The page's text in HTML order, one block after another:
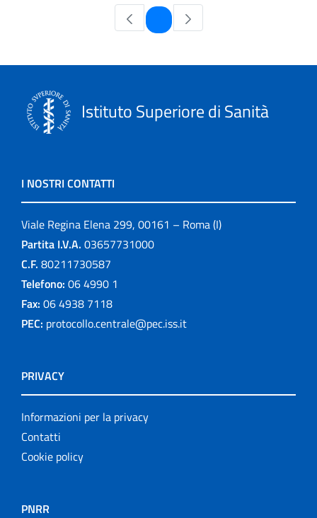
Pagina
Istituto Superiore di Sanità
I NOSTRI CONTATTI
Viale Regina Elena 299, 00161 – Roma (I)
Partita I.V.A. 03657731000
C.F. 80211730587
Telefono: 06 4990 1
Fax: 06 4938 7118
PEC: protocollo.centrale@pec.iss.it
PRIVACY
Informazioni per la privacy
Contatti
Cookie policy
PNRR